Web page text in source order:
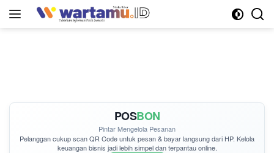
POSBON
Pintar Mengelola Pesanan
Pelanggan cukupscan QR Codeuntuk pesan & bayar langsung dari HP. Kelola
keuangan bisnis jadi lebih simpel dan terpantau online.